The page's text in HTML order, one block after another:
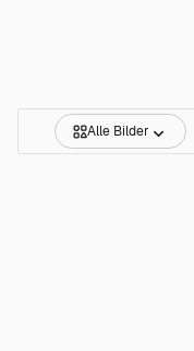
Alle Bilder